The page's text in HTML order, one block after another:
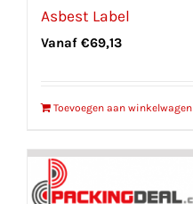
Asbest Label
Vanaf €69,13
Toevoegen aan winkelwagen